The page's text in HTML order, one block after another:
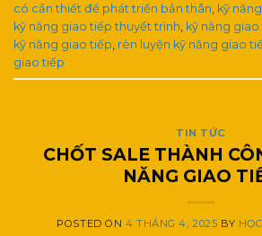
có cần thiết để phát triển bản thân kỹ
kỹ năng giao tiếp thuyết trình kỹ năng
kỹ năng giao tiếp rèn luyện kỹ năng giao
giao tiếp
TIN TỨC
CHỐT SALE THÀNH
NĂNG GIAO
POSTED ON 4 THÁNG 4, 2025 BY